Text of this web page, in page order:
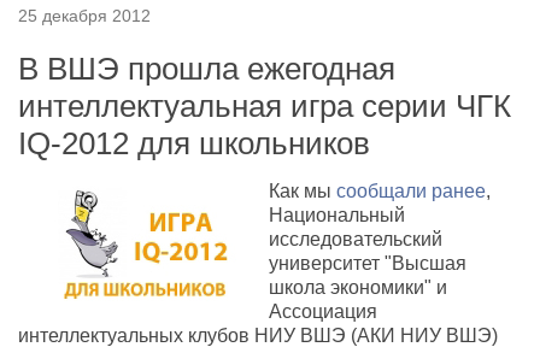
25 декабря 2012
В ВШЭ прошла ежегодная
интеллектуальная игра серии ЧГК
IQ-2012 для школьников
Как мы сообщали ранее,
Национальный
исследовательский
университет "Высшая
школа экономики" и
Ассоциация
интеллектуальных клубов НИУ ВШЭ (АКИ НИУ ВШЭ)